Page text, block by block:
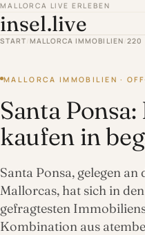
MALLORCA LIVE ERLEBEN
insel.live
START /MALLORCA IMMOBILIEN 220
MALLORCA IMMOBILIEN ·
Santa
kaufen in
Santa Ponsa, gelegen
Mallorcas, hat sich in
gefragtesten
Kombination aus